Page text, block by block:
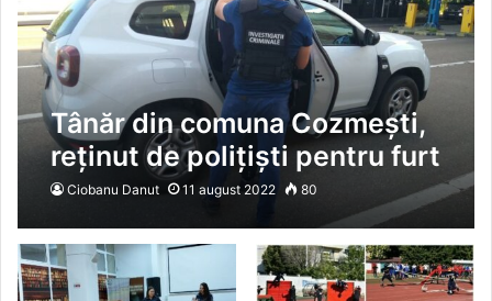
Tânăr din comuna Cozmești,
reținut de polițiști pentru furt
calificat
Ciobanu Danut 11 august 2022 80